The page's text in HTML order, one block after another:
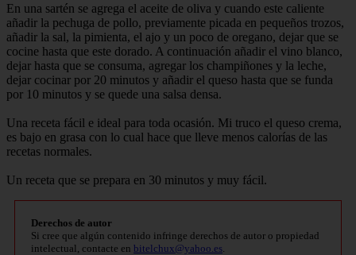
En una sartén se agrega el aceite de oliva y cuando este caliente
añadir la pechuga de pollo, previamente picada en pequeños trozos,
añadir la sal, la pimienta, el ajo y un poco de oregano, dejar que se
cocine hasta que este dorado. A continuación añadir el vino blanco,
dejar hasta que se consuma, agregar los champiñones y la leche,
dejar cocinar por 20 minutos y añadir el queso hasta que se funda
por 10 minutos y se quede una salsa densa.
Una receta fácil e ideal para toda ocasión. Mi truco el queso crema,
es bajo en grasa con lo cual hace que lleve menos calorías de las
recetas normales.
Un receta que se prepara en 30 minutos y muy fácil.
Derechos de autor
Si cree que algún contenido infringe derechos de autor o propiedad
intelectual, contacte en bitelchux@yahoo.es